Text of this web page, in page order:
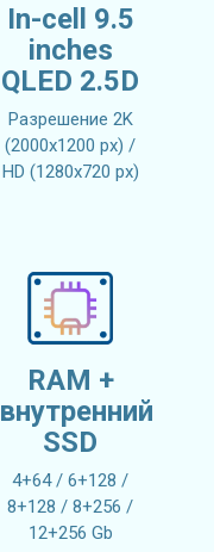
In-cell 9.5
inches
QLED 2.5D
Разрешение 2K
(2000x1200 px) /
HD (1280x720 px)
RAM +
внутренний
SSD
4+64 / 6+128 /
8+128 / 8+256 /
12+256 Gb